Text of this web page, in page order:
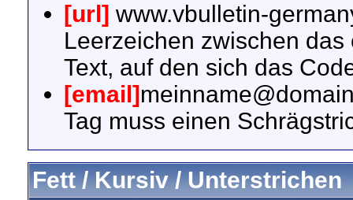
[url] www.vbulletin-
Leerzeichen zwischen
Text, auf den sich das
[email]
Tag muss einen
Fett / Kursiv / Unterstrichen